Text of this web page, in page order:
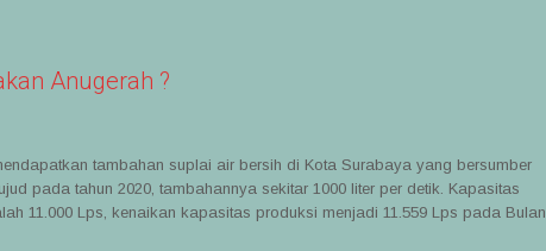
Anugerah ?
tambahan suplai air bersih di Kota Surabaya yang bersumber
pada tahun 2020, tambahannya sekitar 1000 liter per detik. Kapasitas
11.000 Lps, kenaikan kapasitas produksi menjadi 11.559 Lps pada Bulan